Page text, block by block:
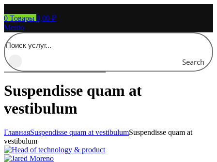
0 Товары 0,00 ₽
Меню
Search
Suspendisse quam at
vestibulum
ГлавнаяSuspendisse quam at vestibulumSuspendisse quam at
vestibulum